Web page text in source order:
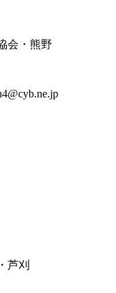
会・熊野
芦刈